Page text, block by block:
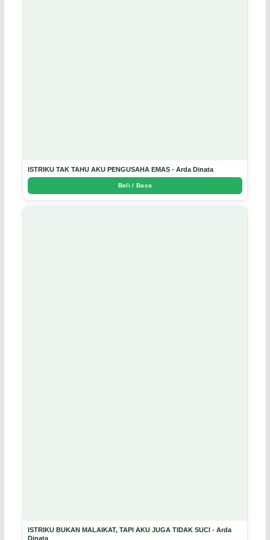
ISTRIKU TAK TAHU AKU PENGUSAHA EMAS - Arda Dinata
Beli / Baca
ISTRIKU BUKAN MALAIKAT, TAPI AKU JUGA TIDAK SUCI - Arda
Dinata